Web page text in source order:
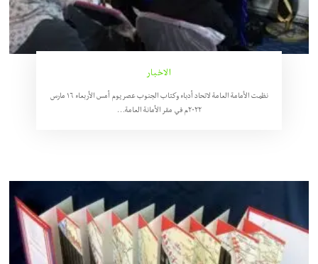
الاخبار
نظمت الأمامة العامة لاتحاد أدباء وكتاب الجنوب عصر يوم أمس الأربعاء ١٦ مارس
٢٠٢٢م في مقر الأمانة العامة…